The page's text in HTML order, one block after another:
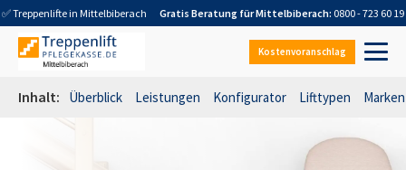
✅ Treppenlifte in Mittelbiberach Gratis Beratung fürMittelbiberach: 0800 - 723 60 19
Kostenvoranschlag
Inhalt: Überblick Leistungen Konfigurator Lifttypen Marken